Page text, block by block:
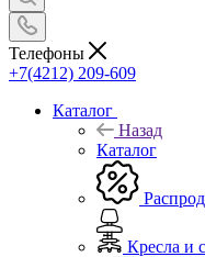
Телефоны
+7(4212) 209-609
Каталог
Назад
Каталог
Кресла и